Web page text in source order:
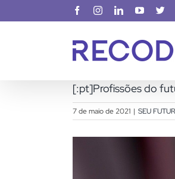
para
FacebookInstagramLinkedInYouTube
[:pt]Profissões do
7 de maio de 2021 | SEU